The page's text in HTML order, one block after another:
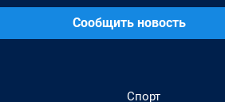
Сообщить новость
Спорт